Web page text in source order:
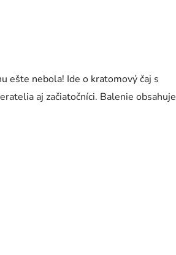
ešte nebola! Ide o kratomový čaj s
aj začiatočníci. Balenie obsahuje